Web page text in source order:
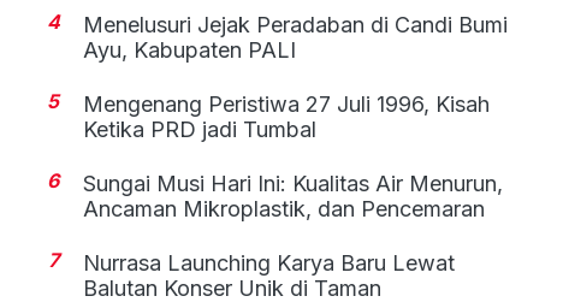
4
Menelusuri Jejak Peradaban di Candi Bumi
Ayu, Kabupaten PALI
5
Mengenang Peristiwa 27 Juli 1996, Kisah
Ketika PRD jadi Tumbal
6
Sungai Musi Hari Ini: Kualitas Air Menurun,
Ancaman Mikroplastik, dan Pencemaran
7
Nurrasa Launching Karya Baru Lewat
Balutan Konser Unik di Taman